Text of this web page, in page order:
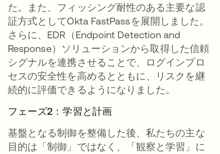
た。また、フィッシング耐性のある主要な認
証方式としてOkta FastPassを展開しました。
さらに、EDR（Endpoint Detection and
Response）ソリューションから取得した信頼
シグナルを連携させることで、ログインプロ
セスの安全性を高めるとともに、リスクを継
続的に評価できるようになりました。
フェーズ2：学習と計画
基盤となる制御を整備した後、私たちの主な
目的は「制御」ではなく、「観察と学習」に